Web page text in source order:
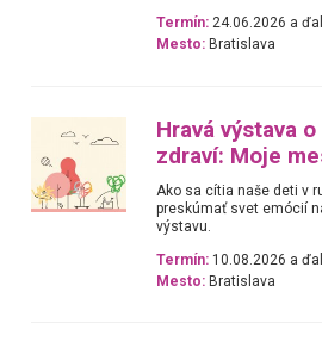
Termín: 24.06.2026 a
Mesto: Bratislava
Hravá výstava
zdraví: Moje
Ako sa cítia naše deti v
preskúmať svet emócií
výstavu.
Termín: 10.08.2026 a
Mesto: Bratislava